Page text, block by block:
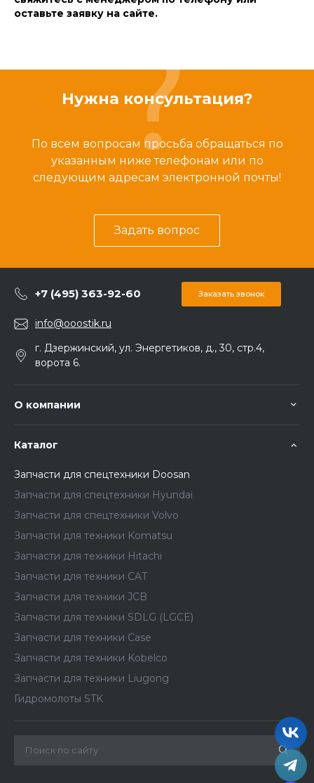
оставьте заявку на сайте.
Нужна консультация?
По всем вопросам просьба обращаться по
указанным ниже телефонам или по
следующим адресам электронной почты!
Задать вопрос
+7 (495) 363-92-60 Заказать звонок
info@ooostik.ru
г. Дзержинский, ул. Энергетиков, д., 30, стр.4,
ворота 6.
О компании
Каталог
Запчасти для спецтехники Doosan
Запчасти для спецтехники Hyundai
Запчасти для спецтехники Volvo
Запчасти для техники Komatsu
Запчасти для техники Hitachi
Запчасти для техники CAT
Запчасти для техники JCB
Запчасти для техники SDLG (LGCE)
Запчасти для техники Case
Запчасти для техники Kobelco
Запчасти для техники Liugong
Гидромолоты STK